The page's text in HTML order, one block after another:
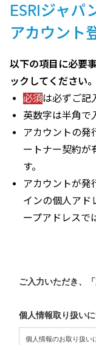
ESRIジャパ
アカウント
以下の項目に必要
ックしてください。
必須は必ずご記
英数字は半角で
アカウントの発
ートナー契約が
す。
アカウントが発
インの個人アド
ープアドレスで